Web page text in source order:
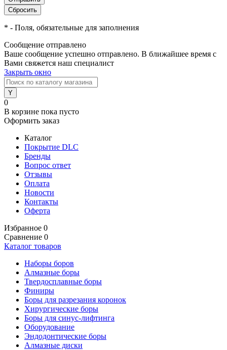
* - Поля, обязательные для заполнения
Сообщение отправлено
Ваше сообщение успешно отправлено. В ближайшее время с
Вами свяжется наш специалист
Закрыть окно
0
В корзине пока пусто
Оформить заказ
Каталог
Покрытие DLC
Бренды
Вопрос ответ
Отзывы
Оплата
Новости
Контакты
Оферта
Избранное 0
Сравнение 0
Каталог товаров
Наборы боров
Алмазные боры
Твердосплавные боры
Финиры
Боры для разрезания коронок
Хирургические боры
Боры для синус-лифтинга
Оборудование
Эндодонтические боры
Алмазные диски